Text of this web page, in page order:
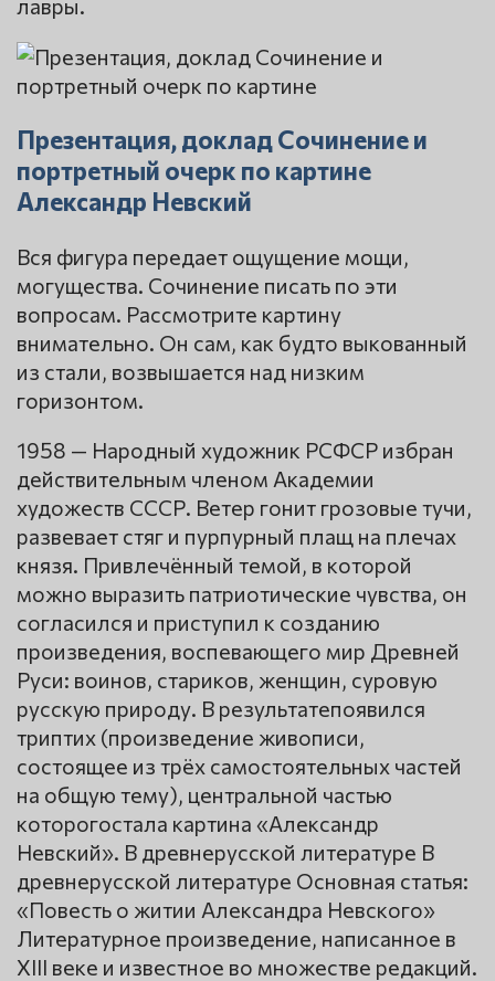
лавры.
Презентация, доклад Сочинение и
портретный очерк по картине
Александр Невский
Вся фигура передает ощущение мощи,
могущества. Сочинение писать по эти
вопросам. Рассмотрите картину
внимательно. Он сам, как будто выкованный
из стали, возвышается над низким
горизонтом.
1958 — Народный художник РСФСР избран
действительным членом Академии
художеств СССР. Ветер гонит грозовые тучи,
развевает стяг и пурпурный плащ на плечах
князя. Привлечённый темой, в которой
можно выразить патриотические чувства, он
согласился и приступил к созданию
произведения, воспевающего мир Древней
Руси: воинов, стариков, женщин, суровую
русскую природу. В результатепоявился
триптих (произведение живописи,
состоящее из трёх самостоятельных частей
на общую тему), центральной частью
которогостала картина «Александр
Невский». В древнерусской литературе В
древнерусской литературе Основная статья:
«Повесть о житии Александра Невского»
Литературное произведение, написанное в
XIII веке и известное во множестве редакций.